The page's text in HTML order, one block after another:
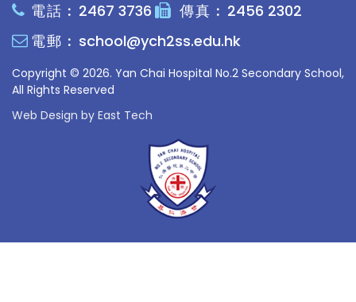
電話︰ 2467 3736 傳真︰ 2456 2302
電郵︰ school@ych2ss.edu.hk
Copyright © 2026. Yan Chai Hospital No.2 Secondary School,
All Rights Reserved
Web Design by East Tech